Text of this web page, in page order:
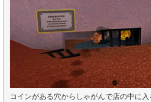
コインがある穴からしゃがんで店の中に入